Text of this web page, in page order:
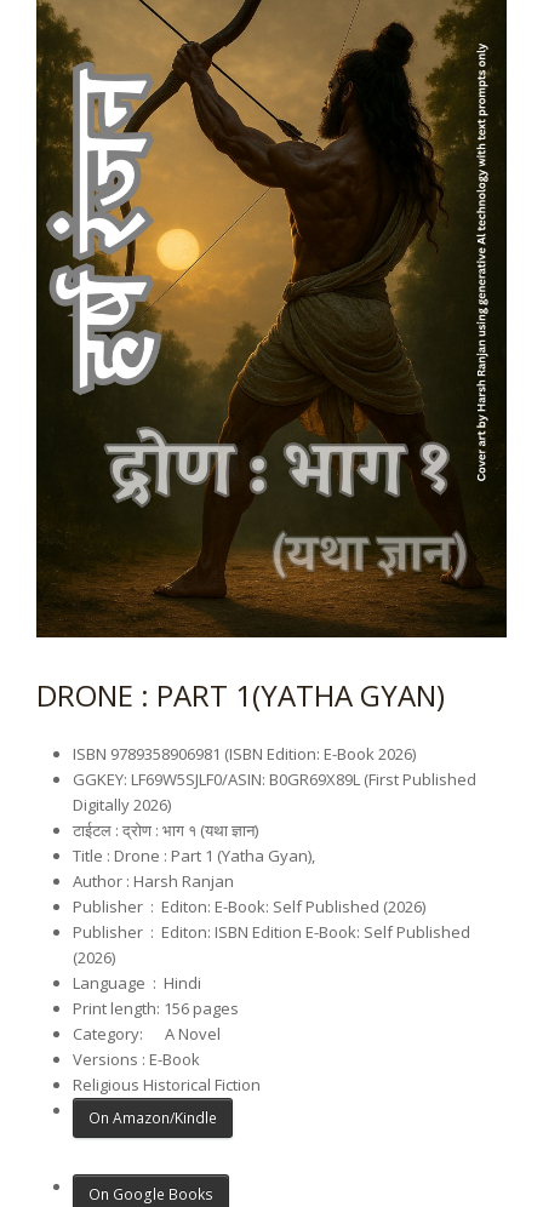
DRONE : PART 1(YATHA GYAN)
ISBN 9789358906981 (ISBN Edition: E-Book 2026)
GGKEY: LF69W5SJLF0/ASIN: B0GR69X89L (First Published
Digitally 2026)
टाईटल : द्रोण : भाग १ (यथा ज्ञान)
Title : Drone : Part 1 (Yatha Gyan),
Author : Harsh Ranjan
Publisher ‏ : ‎ Editon: E-Book: Self Published (2026)
Publisher ‏ : ‎ Editon: ISBN Edition E-Book: Self Published
(2026)
Language ‏ : ‎ Hindi
Print length: 156 pages
Category: A Novel
Versions : E-Book
Religious Historical Fiction
On Amazon/Kindle
On Google Books